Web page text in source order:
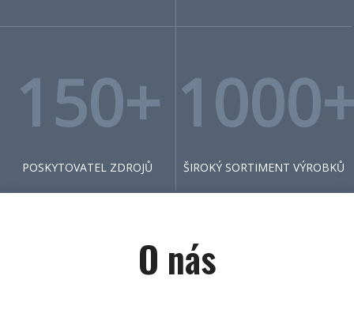
150+
POSKYTOVATEL ZDROJŮ ŠIROKÝ SORTIMENT VÝROBKŮ
O nás